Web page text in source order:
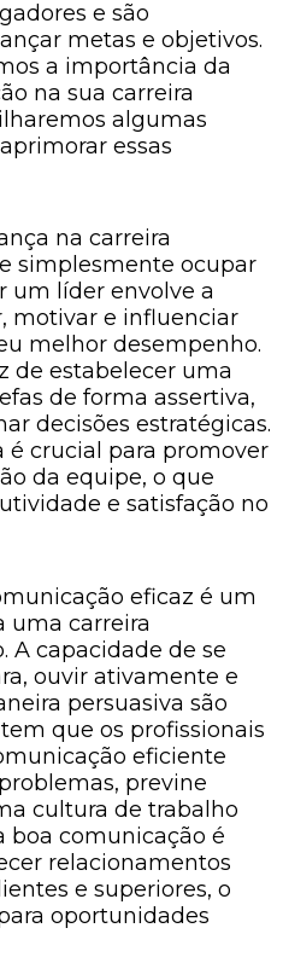
e são
metas e objetivos.
a importância da
na sua carreira
algumas
essas
na carreira
simplesmente ocupar
um líder envolve a
motivar e influenciar
melhor desempenho.
de estabelecer uma
de forma assertiva,
decisões estratégicas.
é crucial para promover
da equipe, o que
e satisfação no
eficaz é um
uma carreira
A capacidade de se
ouvir ativamente e
persuasiva são
que os profissionais
eficiente
previne
cultura de trabalho
boa comunicação é
relacionamentos
e superiores, o
oportunidades